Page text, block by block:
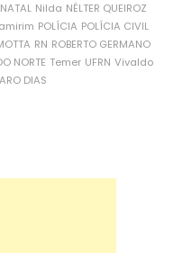
NATAL Nilda NÉLTER QUEIROZ
POLÍCIA POLÍCIA CIVIL
RN ROBERTO GERMANO
NORTE Temer UFRN Vivaldo
DIAS